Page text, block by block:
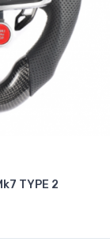
TYPE 2